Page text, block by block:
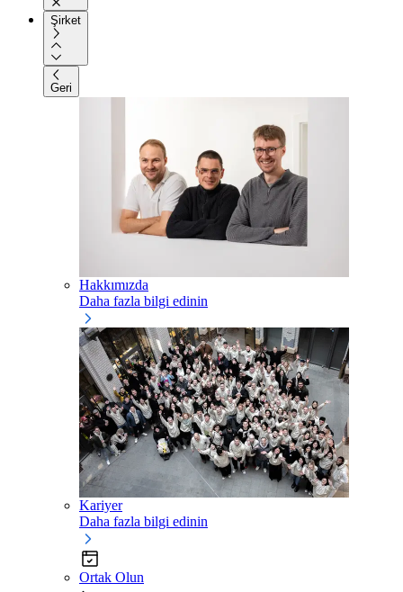
Şirket
Geri
Hakkımızda
Daha fazla bilgi edinin
Kariyer
Daha fazla bilgi edinin
Ortak Olun